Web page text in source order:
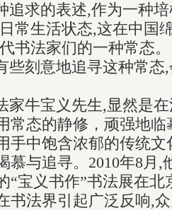
求的表述,作为一种培
常生活状态,这在中国
书法家们的一种常态。
刻意地追寻这种常态,
牛宝义先生,显然是在
常态的静修，顽强地
手中饱含浓郁的传统
慕与追寻。2010年8月,
“宝义书作”书法展在北
书法界引起广泛反响,